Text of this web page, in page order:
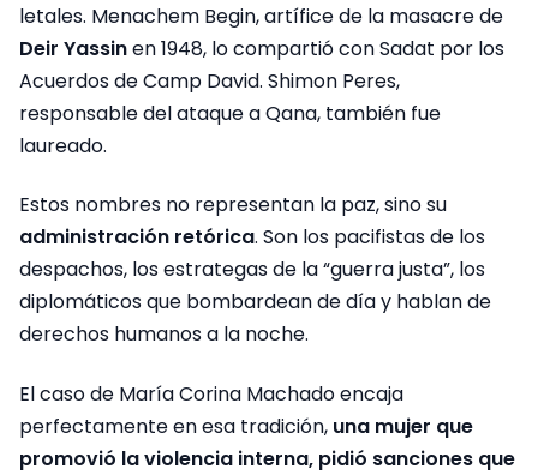
letales. Menachem Begin, artífice de la masacre de
Deir Yassinen 1948, lo compartió con Sadat por los
Acuerdos de Camp David. Shimon Peres,
responsable del ataque a Qana, también fue
laureado.
Estos nombres no representan la paz, sino su
administración retórica. Son los pacifistas de los
despachos, los estrategas de la “guerra justa”, los
diplomáticos que bombardean de día y hablan de
derechos humanos a la noche.
El caso de María Corina Machado encaja
perfectamente en esa tradición, una mujer que
promovió la violencia interna, pidió sanciones que